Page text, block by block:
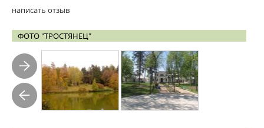
написать отзыв
ФОТО "ТРОСТЯНЕЦ"